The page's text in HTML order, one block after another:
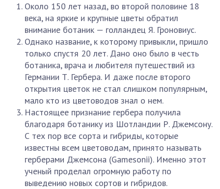
Около 150 лет назад, во второй половине 18
века, на яркие и крупные цветы обратил
внимание ботаник — голландец Я. Гроновиус.
Однако название, к которому привыкли, пришло
только спустя 20 лет. Дано оно было в честь
ботаника, врача и любителя путешествий из
Германии Т. Гербера. И даже после второго
открытия цветок не стал слишком популярным,
мало кто из цветоводов знал о нем.
Настоящее признание гербера получила
благодаря ботанику из Шотландии Р. Джемсону.
С тех пор все сорта и гибриды, которые
известны всем цветоводам, принято называть
герберами Джемсона (Gamesonii). Именно этот
ученый проделал огромную работу по
выведению новых сортов и гибридов.